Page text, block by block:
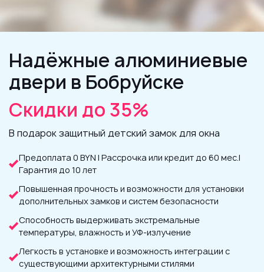
Надёжные алюминиевые
двери в Бобруйске
Скидки до 35%
В подарок защитный детский замок для окна
Предоплата 0 BYN | Рассрочка или кредит до 60 мес.|
Гарантия до 10 лет
Повышенная прочность и возможности для установки
дополнительных замков и систем безопасности
Способность выдерживать экстремальные
температуры, влажность и УФ-излучение
Легкость в установке и возможность интеграции с
существующими архитектурными стилями